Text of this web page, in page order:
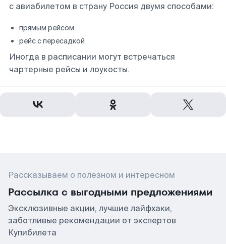
с авиабилетом в страну Россия двумя способами:
прямым рейсом
рейс с пересадкой
Иногда в расписании могут встречаться
чартерные рейсы и лоукосты.
Рассказываем о полезном и интересном
Рассылка с выгодными предложениями
Эксклюзивные акции, лучшие лайфхаки,
заботливые рекомендации от экспертов
Купибилета